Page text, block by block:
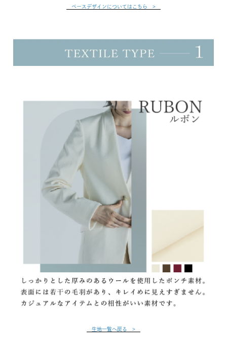
ベースデザインについてはこちら >
生地一覧へ戻る >